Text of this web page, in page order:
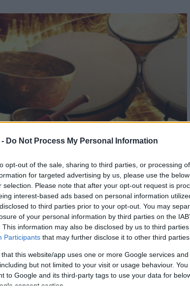
Do Not Process My Personal Information
opt-out of the sale, sharing to third parties, or processing
for targeted advertising by us, please use the
selection. Please note that after your opt-out request is
interest-based ads based on personal information
to third parties prior to your opt-out. You may
of your personal information by third parties on the
This information may also be disclosed by us to third
Participants that may further disclose it to other third parties.
that this website/app uses one or more Google services
but not limited to your visit or usage behaviour.
to Google and its third-party tags to use your data for
consent section.
2016/13:47
θα είναι ο τίτλος μιας
η γνωστή στο κερκυραϊκό
healing performer, Sophie